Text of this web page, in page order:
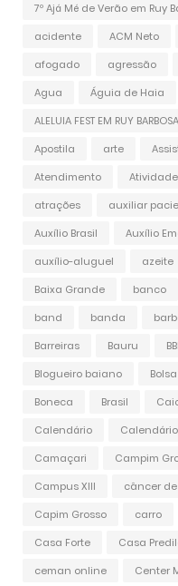
7º Ajá Mé de Verão em Ruy
acidente
ACM Neto
afogado
agressão
Agua
Águia de Haia
ALELUIA FEST EM RUY BARBOSA
Apostila
arte
Atendimento
atrações
auxiliar
Auxílio Brasil
Auxílio
auxílio-aluguel
azeite
Baixa Grande
banco
band
banda
Barreiras
Bauru
Blogueiro baiano
Boneca
Brasil
Calendário
Camaçari
Campim
Campus XIII
câncer
Capim Grosso
carro
Casa Forte
Casa
ceman online
Center